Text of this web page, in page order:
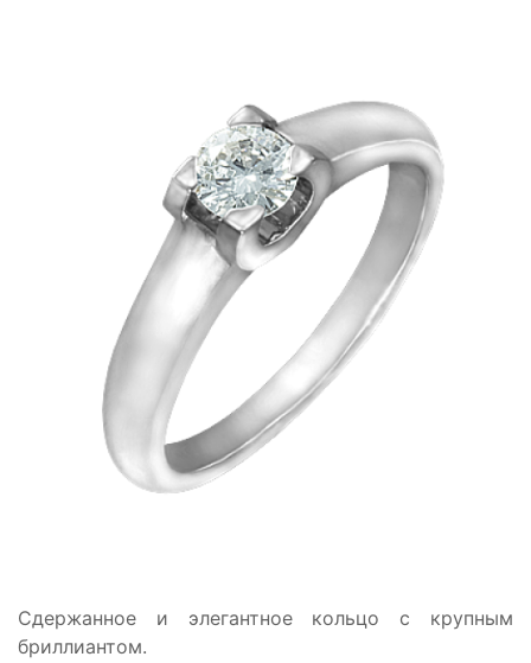
Сдержанное и элегантное кольцо с крупным
бриллиантом.